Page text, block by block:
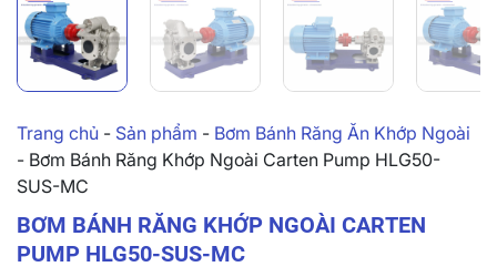
Trang chủ - Sản phẩm - Bơm Bánh Răng Ăn Khớp Ngoài
- Bơm Bánh Răng Khớp Ngoài Carten Pump HLG50-
SUS-MC
BƠM BÁNH RĂNG KHỚP NGOÀI CARTEN
PUMP HLG50-SUS-MC